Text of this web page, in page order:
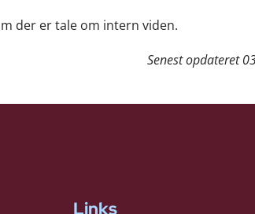
der er tale om intern viden.
Senest opdateret
Links